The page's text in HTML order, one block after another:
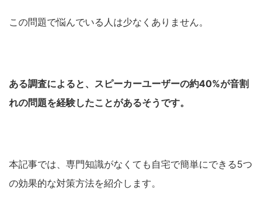
この問題で悩んでいる人は少なくありません。
ある調査によると、スピーカーユーザーの約40%が音割
れの問題を経験したことがあるそうです。
本記事では、専門知識がなくても自宅で簡単にできる5つ
の効果的な対策方法を紹介します。